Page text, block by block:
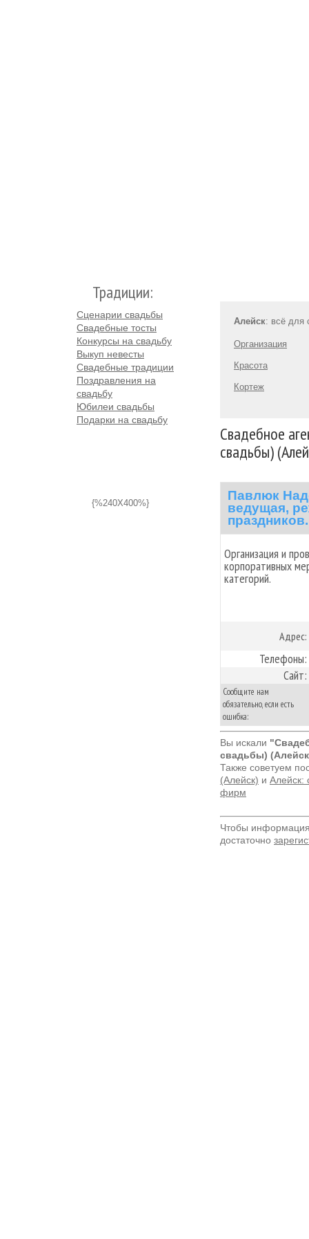
Традиции:
Сценарии свадьбы
Свадебные тосты
Конкурсы на свадьбу
Выкуп невесты
Свадебные традиции
Поздравления на
свадьбу
Юбилеи свадьбы
Подарки на свадьбу
{%240X400%}
Алейск: всё для
Организация
Красота
Кортеж
Свадебное
свадьбы)
Павлюк
ведущая,
праздников.
Организация и
корпоративных
категорий.
Адрес:
Телефоны:
Сайт:
Сообщите нам
обязательно, если есть
ошибка:
Вы искали
свадьбы)
Также советуем
(Алейск) и Алейск:
фирм
Чтобы
достаточно